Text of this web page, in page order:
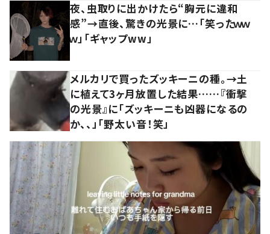
夜、虫取りに出かけたら“胸元に違和
感”→直後、驚きの光景に…「笑ったｗｗ
ｗ」「ギャップww」
メルカリで買ったズッキーニの種。→土
に植えて3ヶ月放置した結果……『衝撃
の光景』に「ズッキーニも凶器になるの
か、、」「野太い音！笑」